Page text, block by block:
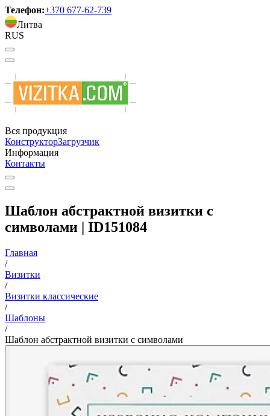
Телефон:+370 677-62-739
Литва
RUS
Вся продукция
КонструкторЗагрузчик
Информация
Контакты
Шаблон абстрактной визитки с
символами | ID151084
Главная
/
Визитки
/
Визитки классические
/
Шаблоны
/
Шаблон абстрактной визитки с символами